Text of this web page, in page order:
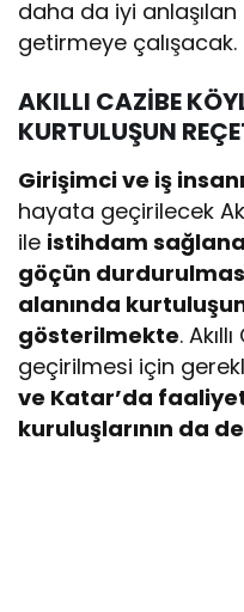
daha da iyi
getirmeye çalışacak.
AKILLI CAZİBE
KURTULUŞUN
Girişimci ve iş
hayata geçirilecek
ile istihdam
göçün
alanında
gösterilmekte.
geçirilmesi için
ve Katar’da
kuruluşlarının da